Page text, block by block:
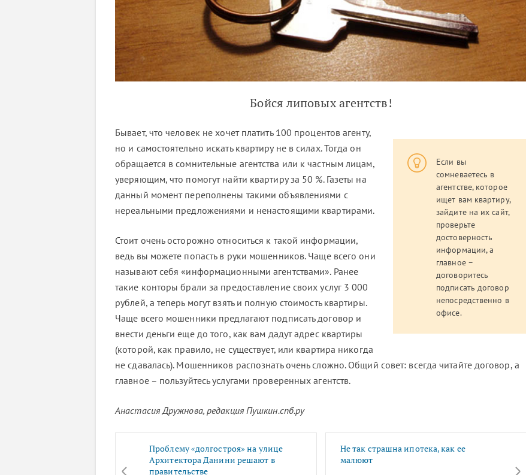
Бойся липовых агентств!
Если вы
сомневаетесь в
агентстве, которое
ищет вам квартиру,
зайдите на их сайт,
проверьте
достоверность
информации, а
главное –
договоритесь
подписать договор
непосредственно в
офисе.
Бывает, что человек не хочет платить 100 процентов агенту,
но и самостоятельно искать квартиру не в силах. Тогда он
обращается в сомнительные агентства или к частным лицам,
уверяющим, что помогут найти квартиру за 50 %. Газеты на
данный момент переполнены такими объявлениями с
нереальными предложениями и ненастоящими квартирами.
Стоит очень осторожно относиться к такой информации,
ведь вы можете попасть в руки мошенников. Чаще всего они
называют себя «информационными агентствами». Ранее
такие конторы брали за предоставление своих услуг 3 000
рублей, а теперь могут взять и полную стоимость квартиры.
Чаще всего мошенники предлагают подписать договор и
внести деньги еще до того, как вам дадут адрес квартиры
(которой, как правило, не существует, или квартира никогда
не сдавалась). Мошенников распознать очень сложно. Общий совет: всегда читайте договор, а
главное – пользуйтесь услугами проверенных агентств.
Анастасия Дружнова, редакция Пушкин.спб.ру
Проблему «долгостроя» на улице
Архитектора Данини решают в
правительстве
Не так страшна ипотека, как ее
малюют